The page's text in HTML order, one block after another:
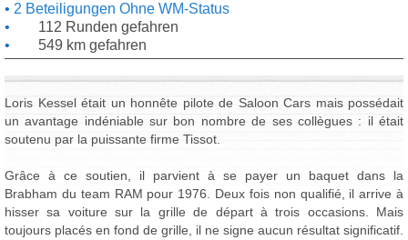
2 Beteiligungen Ohne WM-Status
112 Runden gefahren
549 km gefahren
Loris Kessel était un honnête pilote de Saloon Cars mais possédait
un avantage indéniable sur bon nombre de ses collègues : il était
soutenu par la puissante firme Tissot.
Grâce à ce soutien, il parvient à se payer un baquet dans la
Brabham du team RAM pour 1976. Deux fois non qualifié, il arrive à
hisser sa voiture sur la grille de départ à trois occasions. Mais
toujours placés en fond de grille, il ne signe aucun résultat significatif.